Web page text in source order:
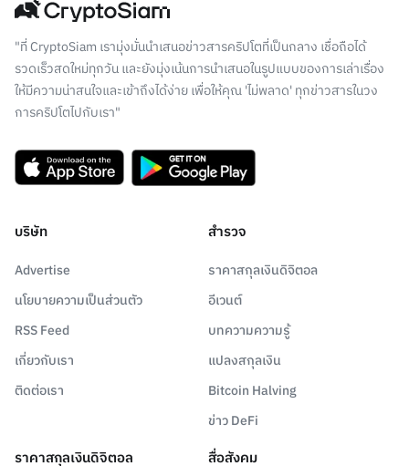
"ที่ CryptoSiam เรามุ่งมั่นนำเสนอข่าวสารคริปโตที่เป็นกลาง เชื่อถือได้
รวดเร็วสดใหม่ทุกวัน และยังมุ่งเน้นการนำเสนอในรูปแบบของการเล่าเรื่อง
ให้มีความน่าสนใจและเข้าถึงได้ง่าย เพื่อให้คุณ 'ไม่พลาด' ทุกข่าวสารในวง
การคริปโตไปกับเรา"
บริษัท
Advertise
นโยบายความเป็นส่วนตัว
RSS Feed
เกี่ยวกับเรา
ติดต่อเรา
สำรวจ
ราคาสกุลเงินดิจิตอล
อีเวนต์
บทความความรู้
แปลงสกุลเงิน
Bitcoin Halving
ข่าว DeFi
ราคาสกุลเงินดิจิตอล สื่อสังคม